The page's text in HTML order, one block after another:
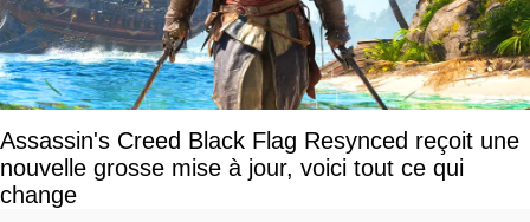
Assassin's Creed Black Flag Resynced reçoit une
nouvelle grosse mise à jour, voici tout ce qui
change